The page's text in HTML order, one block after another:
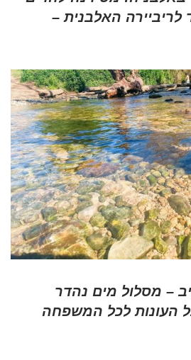
לריביירה האלבנית –
– מסלול מים נהדר
העונות לכל המשפחה